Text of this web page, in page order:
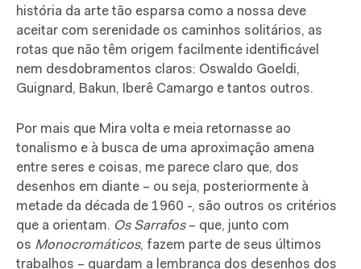
história da arte tão esparsa como a nossa deve
aceitar com serenidade os caminhos solitários, as
rotas que não têm origem facilmente identificável
nem desdobramentos claros: Oswaldo Goeldi,
Guignard, Bakun, Iberê Camargo e tantos outros.
Por mais que Mira volta e meia retornasse ao
tonalismo e à busca de uma aproximação amena
entre seres e coisas, me parece claro que, dos
desenhos em diante – ou seja, posteriormente à
metade da década de 1960 -, são outros os critérios
que a orientam. Os Sarrafos– que, junto com
os Monocromáticos, fazem parte de seus últimos
trabalhos – guardam a lembrança dos desenhos dos